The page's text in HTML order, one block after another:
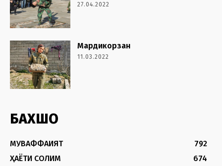
27.04.2022
Мардикорзан
11.03.2022
БАХШҲО
МУВАФФАҚИЯТ
792
ҲАЁТИ СОЛИМ
674